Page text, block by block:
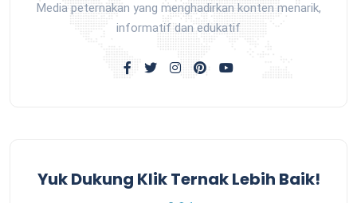
Media peternakan yang menghadirkan konten menarik,
informatif dan edukatif
Yuk Dukung Klik Ternak Lebih Baik!